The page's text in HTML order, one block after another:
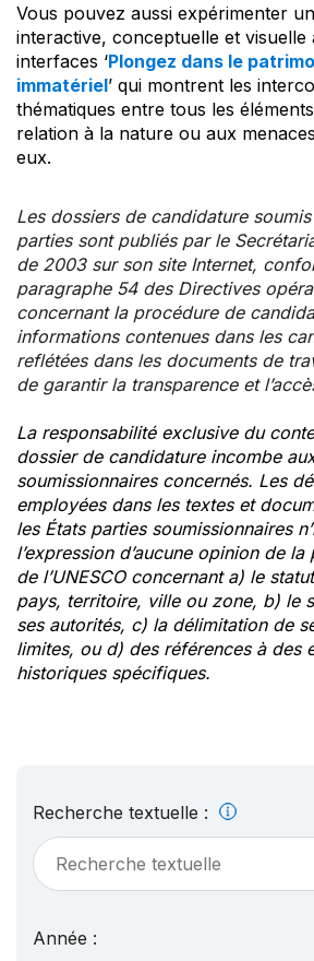
Vous pouvez aussi expérimenter
interactive, conceptuelle et visuelle
interfaces ‘Plongez dans le
immatériel’ qui montrent les
thématiques entre tous les
relation à la nature ou aux
eux.
Les dossiers de candidature
parties sont publiés par le
de 2003 sur son site Internet,
paragraphe 54 des Directives
concernant la procédure de
informations contenues dans les
reflétées dans les documents de
de garantir la transparence et
La responsabilité exclusive du
dossier de candidature incombe
soumissionnaires concernés. Les
employées dans les textes et
les États parties soumissionnaires
l’expression d’aucune opinion de
de l’UNESCO concernant a) le
pays, territoire, ville ou zone, b) le
ses autorités, c) la délimitation de
limites, ou d) des références à des
historiques spécifiques.
Recherche textuelle :
Année :